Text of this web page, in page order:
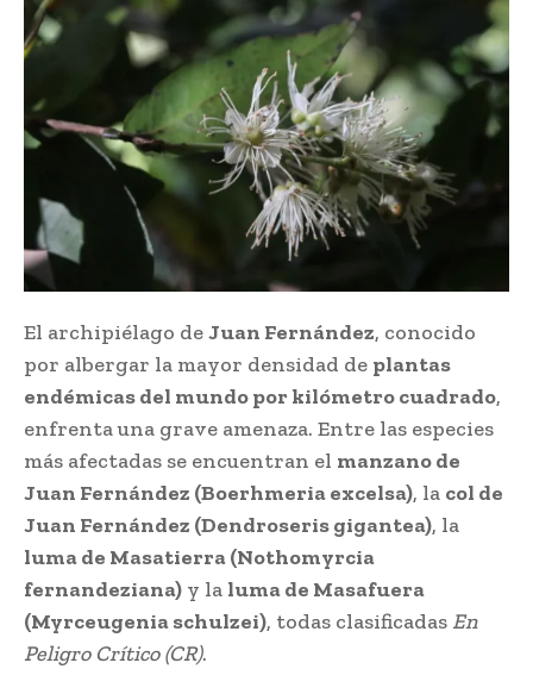
El archipiélago deJuan Fernández, conocido
por albergar la mayor densidad de plantas
endémicas del mundo por kilómetro cuadrado,
enfrenta una grave amenaza. Entre las especies
más afectadas se encuentran el manzano de
Juan Fernández (Boerhmeria excelsa), la col de
Juan Fernández (Dendroseris gigantea), la
luma de Masatierra (Nothomyrcia
fernandeziana) y la luma de Masafuera
(Myrceugenia schulzei), todas clasificadas En
Peligro Crítico (CR).